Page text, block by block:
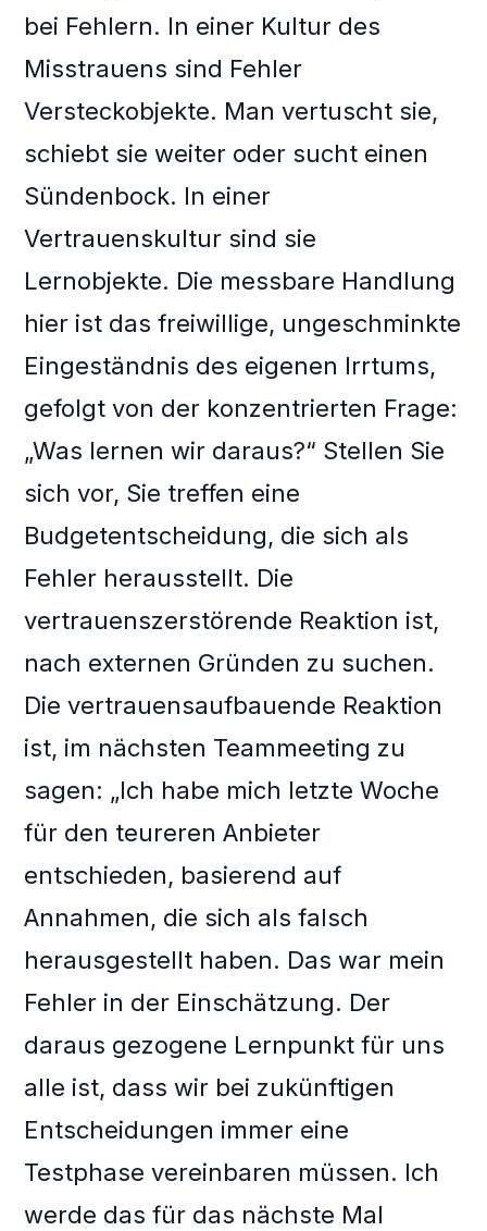
bei Fehlern. In einer Kultur des
Misstrauens sind Fehler
Versteckobjekte. Man vertuscht sie,
schiebt sie weiter oder sucht einen
Sündenbock. In einer
Vertrauenskultur sind sie
Lernobjekte. Die messbare Handlung
hier ist das freiwillige, ungeschminkte
Eingeständnis des eigenen Irrtums,
gefolgt von der konzentrierten Frage:
„Was lernen wir daraus?“ Stellen Sie
sich vor, Sie treffen eine
Budgetentscheidung, die sich als
Fehler herausstellt. Die
vertrauenszerstörende Reaktion ist,
nach externen Gründen zu suchen.
Die vertrauensaufbauende Reaktion
ist, im nächsten Teammeeting zu
sagen: „Ich habe mich letzte Woche
für den teureren Anbieter
entschieden, basierend auf
Annahmen, die sich als falsch
herausgestellt haben. Das war mein
Fehler in der Einschätzung. Der
daraus gezogene Lernpunkt für uns
alle ist, dass wir bei zukünftigen
Entscheidungen immer eine
Testphase vereinbaren müssen. Ich
werde das für das nächste Mal